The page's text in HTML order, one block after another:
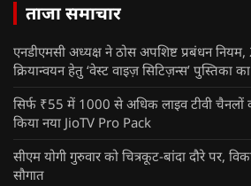
ताजा समाचार
एनडीएमसी अध्यक्ष ने ठोस अपशिष्ट प्रबंधन
क्रियान्वयन हेतु ‘वेस्ट वाइज़ सिटिज़न्स’ पुस्तिका
सिर्फ ₹55 में 1000 से अधिक लाइव टीवी चैनलों
किया नया JioTV Pro Pack
सीएम योगी गुरुवार को चित्रकूट-बांदा दौरे पर,
सौगात